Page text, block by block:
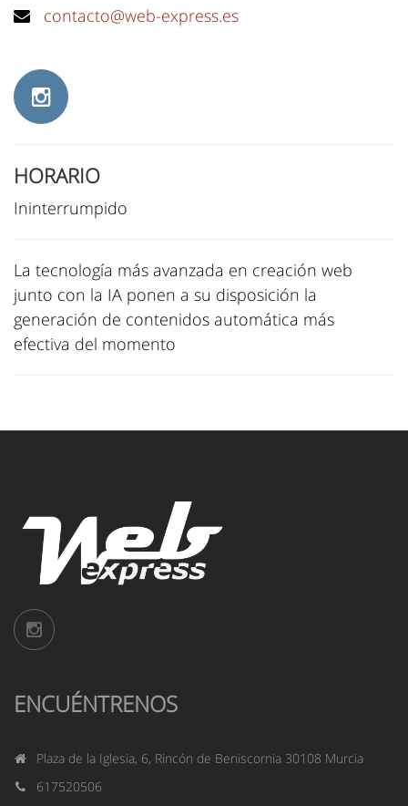
contacto@web-express.es
HORARIO
Ininterrumpido
La tecnología más avanzada en creación web
junto con la IA ponen a su disposición la
generación de contenidos automática más
efectiva del momento
ENCUÉNTRENOS
Plaza de la Iglesia, 6, Rincón de Beniscornia 30108 Murcia
617520506